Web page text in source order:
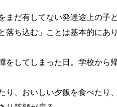
まだ有してない発達途上の子
落ち込む」ことは基本的にあ
をしてしまった日。学校から
り、おいしい夕飯を食べたり